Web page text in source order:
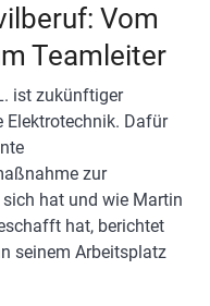
Vom
Teamleiter
ist zukünftiger
Elektrotechnik. Dafür
zur
hat und wie Martin
hat, berichtet
seinem Arbeitsplatz